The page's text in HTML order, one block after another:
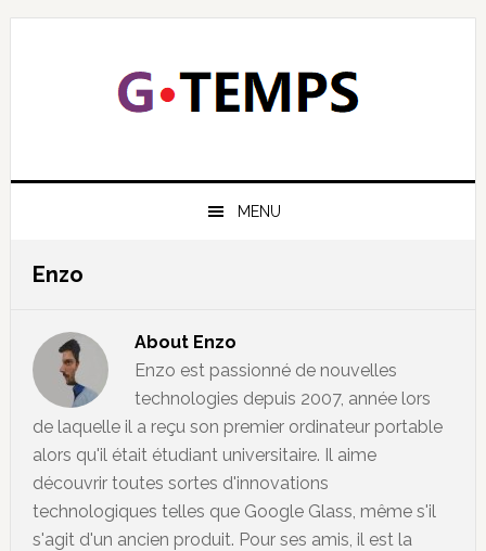
Skip
Skip
Skip
Skip
GTEMPS
MENU
Enzo
About Enzo
Enzo est passionné de nouvelles
technologies depuis 2007, année lors
de laquelle il a reçu son premier ordinateur portable
alors qu'il était étudiant universitaire. Il aime
découvrir toutes sortes d'innovations
technologiques telles que Google Glass, même s'il
s'agit d'un ancien produit. Pour ses amis, il est la